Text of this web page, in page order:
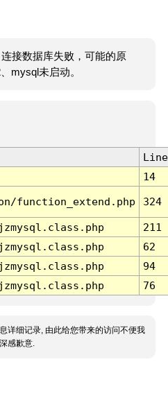
接数据库失败，可能的原
mysql未启动。
Line
14
function_extend.php 324
211
62
94
76
详细记录, 由此给您带来的访问不便我
感歉意.